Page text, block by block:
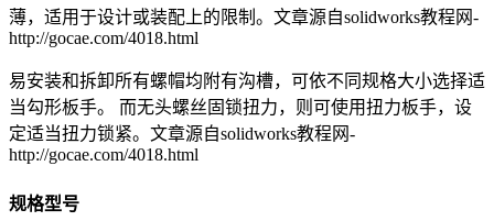
薄，适用于设计或装配上的限制。 文章源自solidworks教程网-
http://gocae.com/4018.html
易安装和拆卸所有螺帽均附有沟槽，可依不同规格大小选择适
当勾形板手。 而无头螺丝固锁扭力，则可使用扭力板手，设
定适当扭力锁紧。 文章源自solidworks教程网-
http://gocae.com/4018.html
规格型号